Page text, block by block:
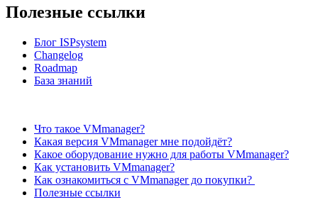
Полезные ссылки
Блог ISPsystem
Changelog
Roadmap
База знаний
Что такое VMmanager?
Какая версия VMmanager мне подойдёт?
Какое оборудование нужно для работы VMmanager?
Как установить VMmanager?
Как ознакомиться с VMmanager до покупки?
Полезные ссылки